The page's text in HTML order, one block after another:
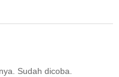
Sudah dicoba.